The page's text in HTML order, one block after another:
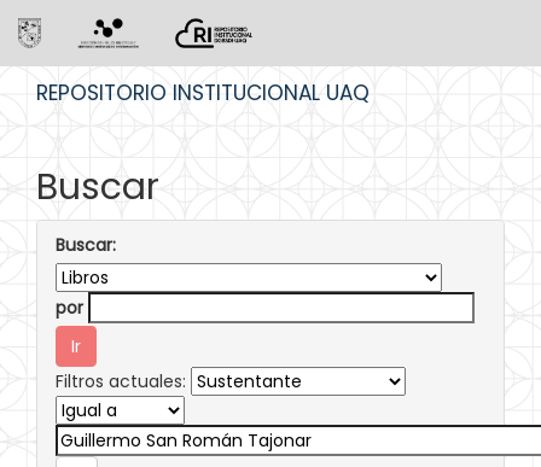
REPOSITORIO INSTITUCIONAL UAQ
Buscar
Buscar:
por
Filtros actuales: